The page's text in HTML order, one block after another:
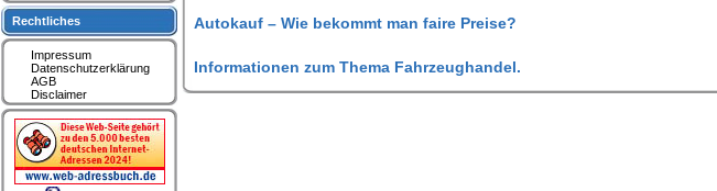
Autokauf – Wie bekommt man faire Preise?
Informationen zum Thema Fahrzeughandel.
Rechtliches
Impressum
Datenschutzerklärung
AGB
Disclaimer